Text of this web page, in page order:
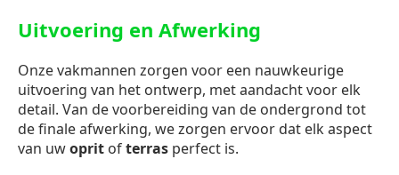
Uitvoering en Afwerking
Onze vakmannen zorgen voor een nauwkeurige
uitvoering van het ontwerp, met aandacht voor elk
detail. Van de voorbereiding van de ondergrond tot
de finale afwerking, we zorgen ervoor dat elk aspect
van uwoprit ofterras perfect is.